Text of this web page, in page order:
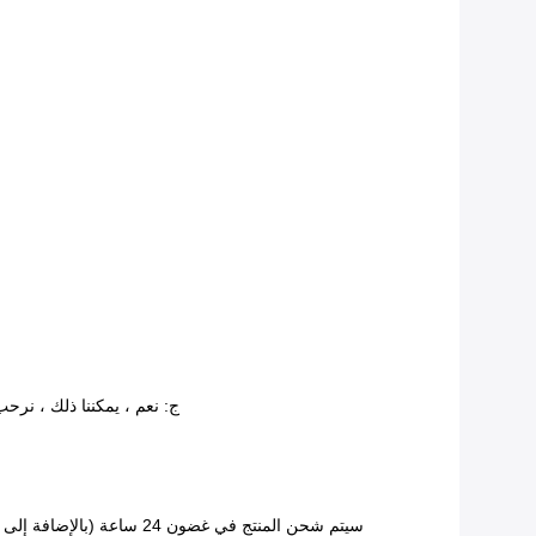
ج: نعم ، يمكننا ذلك ، نرحب
سيتم شحن المنتج في غضون 24 ساعة (بالإضافة إلى عطلة نهاية الأسبوع والعطلات الرسمية) بمجرد التحقق من الدفع.تقريبا.4-7 أيام عمل إلى الولايات المتحدة / المملكة المتحدة / الاتحاد الأفريقي.